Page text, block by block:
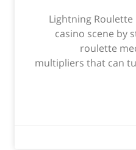
Lightning
casino scene by
roulette
multipliers that can